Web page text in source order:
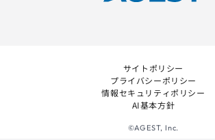
サイトポリシー
プライバシーポリシー
情報セキュリティポリシー
AI基本方針
©AGEST, Inc.